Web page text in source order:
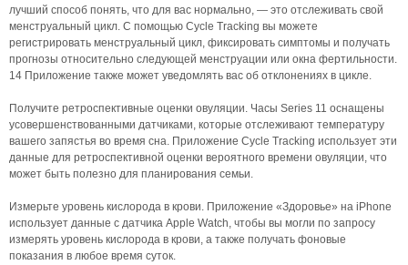
лучший способ понять, что для вас нормально, — это отслеживать свой
менструальный цикл. С помощью Cycle Tracking вы можете
регистрировать менструальный цикл, фиксировать симптомы и получать
прогнозы относительно следующей менструации или окна фертильности.
14 Приложение также может уведомлять вас об отклонениях в цикле.
Получите ретроспективные оценки овуляции. Часы Series 11 оснащены
усовершенствованными датчиками, которые отслеживают температуру
вашего запястья во время сна. Приложение Cycle Tracking использует эти
данные для ретроспективной оценки вероятного времени овуляции, что
может быть полезно для планирования семьи.
Измерьте уровень кислорода в крови. Приложение «Здоровье» на iPhone
использует данные с датчика Apple Watch, чтобы вы могли по запросу
измерять уровень кислорода в крови, а также получать фоновые
показания в любое время суток.